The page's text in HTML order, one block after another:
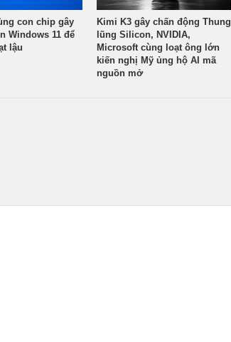
con chip gây
Windows 11 để
lậu
Kimi K3 gây chấn động Thung
lũng Silicon, NVIDIA,
Microsoft cùng loạt ông lớn
kiến nghị Mỹ ủng hộ AI mã
nguồn mở